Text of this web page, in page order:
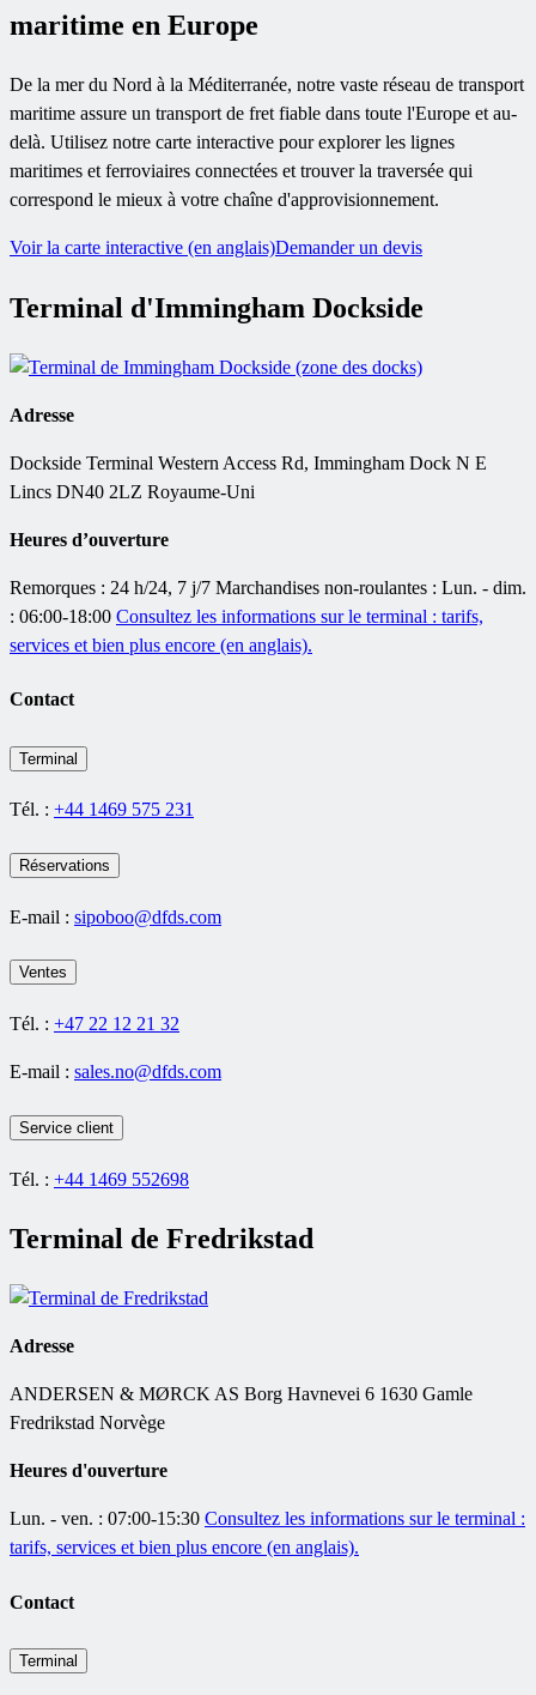
maritime en Europe
De la mer du Nord à la Méditerranée, notre vaste réseau de transport
maritime assure un transport de fret fiable dans toute l'Europe et au-
delà. Utilisez notre carte interactive pour explorer les lignes
maritimes et ferroviaires connectées et trouver la traversée qui
correspond le mieux à votre chaîne d'approvisionnement.
Voir la carte interactive (en anglais)Demander un devis
Terminal d'Immingham Dockside
Adresse
Dockside Terminal Western Access Rd, Immingham Dock N E
Lincs DN40 2LZ Royaume-Uni
Heures d’ouverture
Remorques : 24 h/24, 7 j/7 Marchandises non-roulantes : Lun. - dim.
: 06:00-18:00 Consultez les informations sur le terminal : tarifs,
services et bien plus encore (en anglais).
Contact
Terminal
Tél. : +44 1469 575 231
Réservations
E-mail : sipoboo@dfds.com
Ventes
Tél. : +47 22 12 21 32
E-mail : sales.no@dfds.com
Service client
Tél. : +44 1469 552698
Terminal de Fredrikstad
Adresse
ANDERSEN & MØRCK AS Borg Havnevei 6 1630 Gamle
Fredrikstad Norvège
Heures d'ouverture
Lun. - ven. : 07:00-15:30 Consultez les informations sur le terminal :
tarifs, services et bien plus encore (en anglais).
Contact
Terminal